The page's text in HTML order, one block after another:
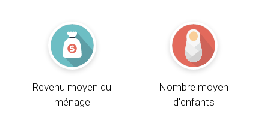
Revenu moyen du
ménage
Nombre moyen
d'enfants